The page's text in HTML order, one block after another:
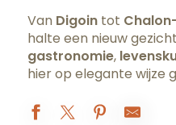
Van Digoin tot
halte een nieuw
gastronomie,
hier op elegante wijze